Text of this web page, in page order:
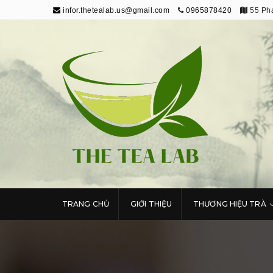
infor.thetealab.us@gmail.com 0965878420 55
The Tea Lab
Trang Thông Tin Về Trà
TRANG CHỦ GIỚI THIỆU THƯƠNG HIỆU TRÀ